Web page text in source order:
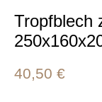
Tropfblech
40,50 €